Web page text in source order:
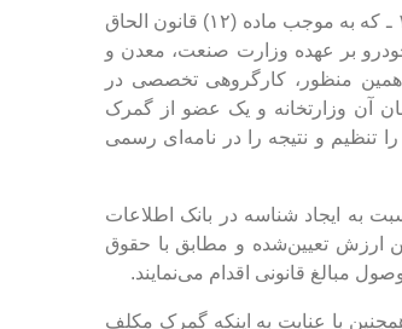
طبق آنچه گمرک اعلام کرده، بر اساس تبصره (۶) قانون خودرو مصوب سال ۱۳۷۱ ـ که به موجب ماده (۱۲) قانون الحاق
بر عهده وزارت صنعت، معدن و
همین منظور، کارگروهی تخصصی در
آن وزارتخانه و یک عضو از گمرک
تنظیم و نتیجه را در نامه‌ای رسمی
به ایجاد شناسه در بانک اطلاعات
ارزش تعیین‌شده و مطابق با حقوق
مبالغ قانونی اقدام می‌نمایند.
با عنایت به اینکه گمرک مکلف